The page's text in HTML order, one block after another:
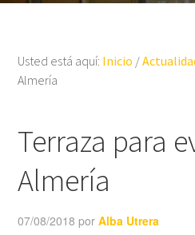
Usted está aquí: Inicio /
Almería
Terraza para
Almería
07/08/2018 porAlba Utrera